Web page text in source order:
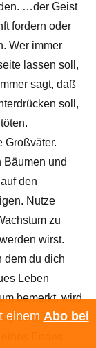
…der Geist
fordern oder
Wer immer
lassen soll,
sagt, daß
soll,
Großväter.
Bäumen und
den
Nutze
zu
wirst.
dem du dich
Leben
bemerkt, wird
sein. Denn
Endes
einem Abo bei